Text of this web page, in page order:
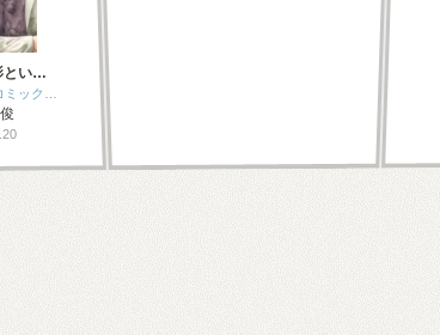
とい…
ミック…